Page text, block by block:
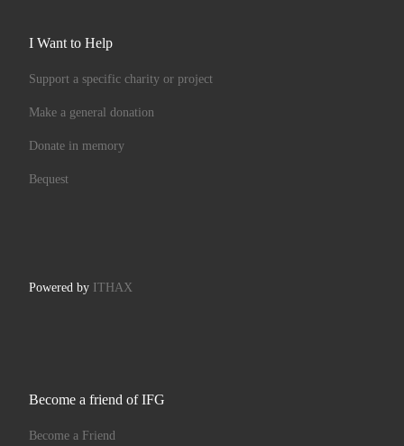
I Want to Help
Support a specific charity or project
Make a general donation
Donate in memory
Bequest
Powered by ITHAX
Become a friend of IFG
Become a Friend